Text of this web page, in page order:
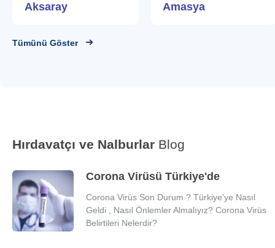
Aksaray Amasya
Tümünü Göster
Hırdavatçı ve Nalburlar Blog
Corona Virüsü Türkiye'de
Corona Virüs Son Durum ? Türkiye'ye Nasıl
Geldi , Nasıl Önlemler Almalıyız? Corona Virüs
Belirtileri Nelerdir?